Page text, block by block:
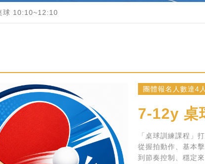
球 10:10~12:10
團體報名人數達4
7-12y 桌
「桌球訓練課程」
從握拍動作、基本
到節奏控制、穩定來